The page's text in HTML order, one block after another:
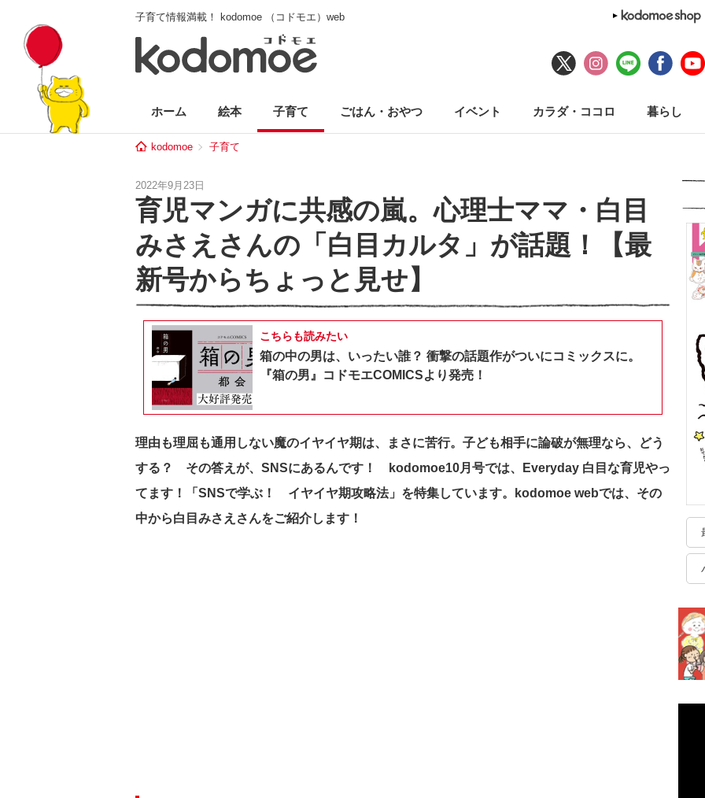
子育て情報満載！ kodomoe （コドモエ）web
ホーム 絵本 子育て ごはん・おやつ イベント カラダ・ココロ 暮らし
kodomoe 子育て
2022年9月23日
育児マンガに共感の嵐。心理士ママ・白目
みさえさんの「白目カルタ」が話題！【最
新号からちょっと見せ】
こちらも読みたい
箱の中の男は、いったい誰？ 衝撃の話題作がついにコミックスに。
『箱の男』コドモエCOMICSより発売！
理由も理屈も通用しない魔のイヤイヤ期は、まさに苦行。 子ども相手に論破が無理なら、どう
する？ その答えが、SNSにあるんです！ kodomoe10月号では、Everyday 白目な育児やっ
てます！「SNSで学ぶ！ イヤイヤ期攻略法」を特集しています。kodomoe webでは、その
中から白目みさえさんをご紹介します！